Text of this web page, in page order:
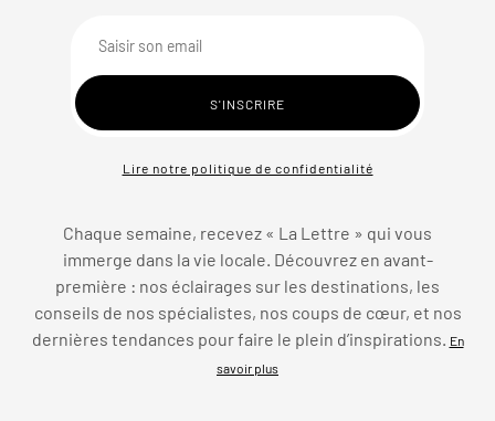
Lire notre politique de confidentialité
Chaque semaine, recevez « La Lettre » qui vous
immerge dans la vie locale. Découvrez en avant-
première : nos éclairages sur les destinations, les
conseils de nos spécialistes, nos coups de cœur, et nos
dernières tendances pour faire le plein d’inspirations.
En
savoir plus